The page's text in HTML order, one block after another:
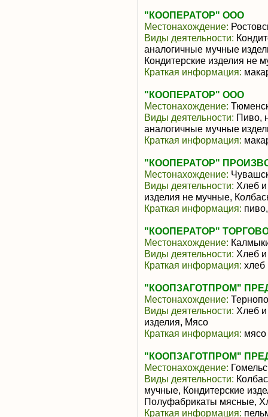
"КООПЕРАТОР" ООО
Местонахождение:
Виды деятельности:
аналогичные мучные
Кондитерские изделия не
Краткая информация:
"КООПЕРАТОР" ООО
Местонахождение:
Виды деятельности: Пиво,
аналогичные мучные
Краткая информация:
"КООПЕРАТОР"
Местонахождение:
Виды деятельности: Хлеб и
изделия не мучные,
Краткая информация:
"КООПЕРАТОР"
Местонахождение:
Виды деятельности: Хлеб
Краткая информация: хлеб
"КООПЗАГОТПРОМ"
Местонахождение:
Виды деятельности: Хлеб
изделия, Мясо
Краткая информация: мясо
"КООПЗАГОТПРОМ"
Местонахождение:
Виды деятельности:
мучные, Кондитерские
Полуфабрикаты мясные,
Краткая информация: